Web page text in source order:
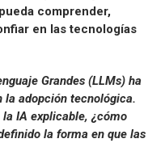
comprender,
en las tecnologías
Grandes (LLMs) ha
la adopción tecnológica.
IA explicable, ¿cómo
la forma en que las